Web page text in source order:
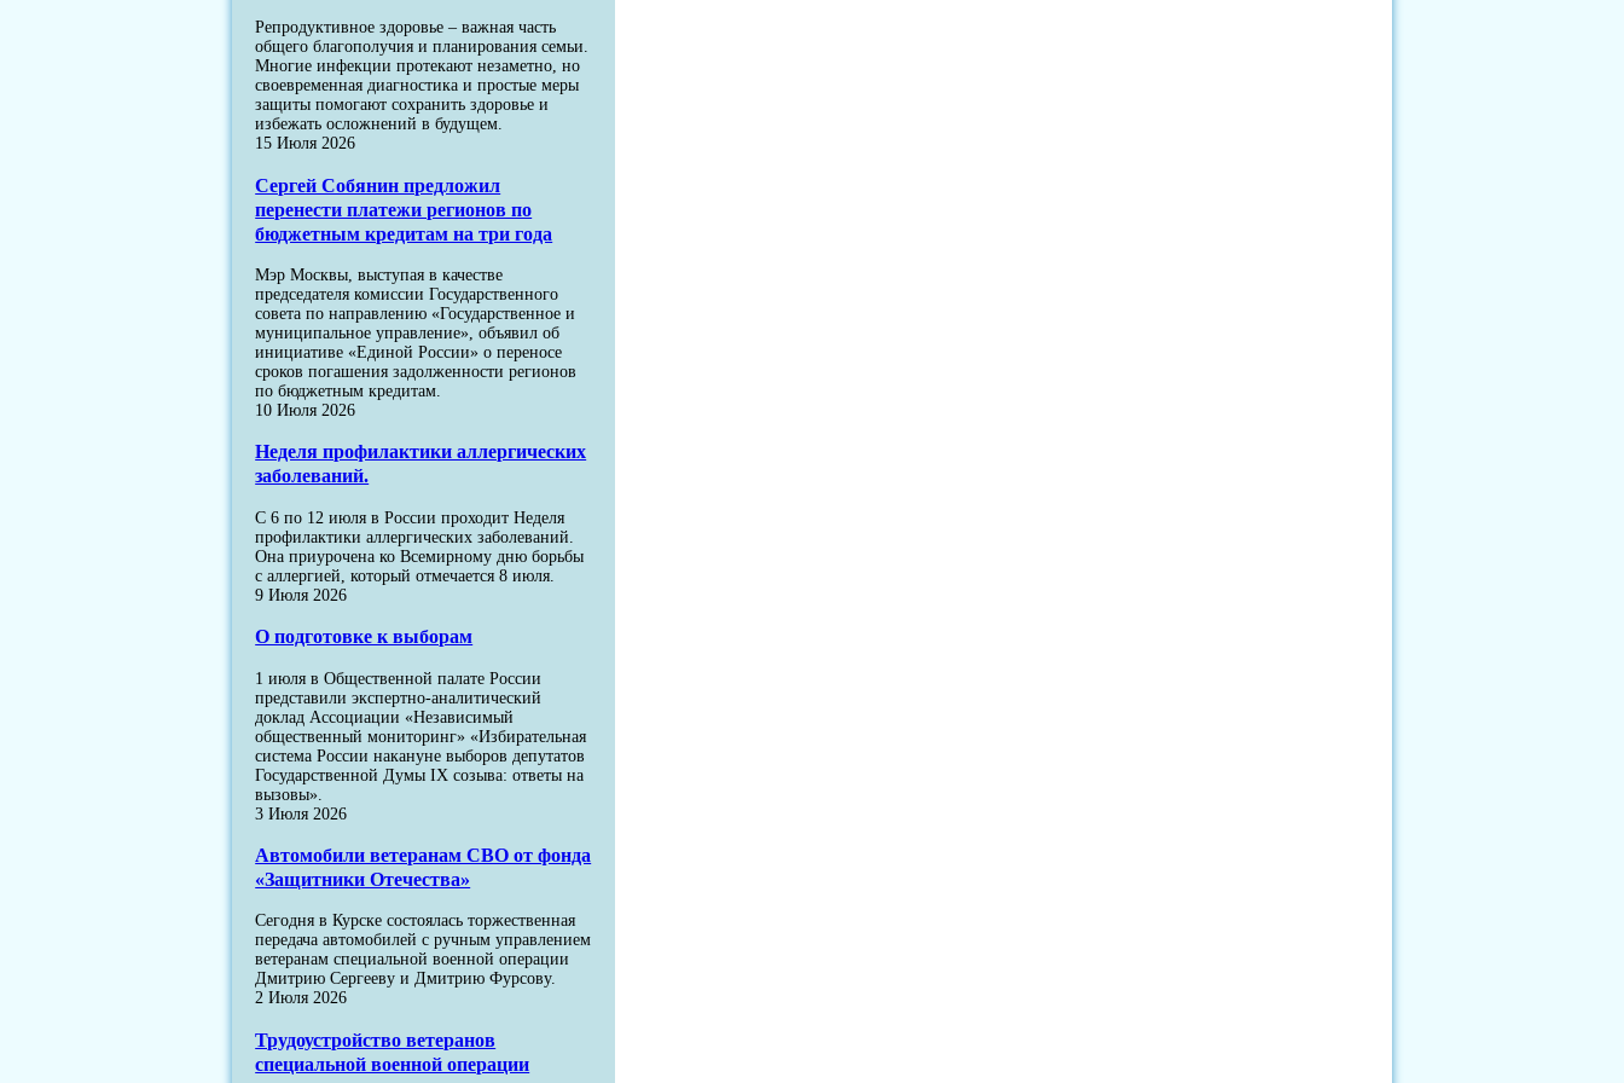
Репродуктивное здоровье – важная часть
общего благополучия и планирования семьи.
Многие инфекции протекают незаметно, но
своевременная диагностика и простые меры
защиты помогают сохранить здоровье и
избежать осложнений в будущем.
15 Июля 2026
Сергей Собянин предложил
перенести платежи регионов по
бюджетным кредитам на три года
Мэр Москвы, выступая в качестве
председателя комиссии Государственного
совета по направлению «Государственное и
муниципальное управление», объявил об
инициативе «Единой России» о переносе
сроков погашения задолженности регионов
по бюджетным кредитам.
10 Июля 2026
Неделя профилактики аллергических
заболеваний.
С 6 по 12 июля в России проходит Неделя
профилактики аллергических заболеваний.
Она приурочена ко Всемирному дню борьбы
с аллергией, который отмечается 8 июля.
9 Июля 2026
О подготовке к выборам
1 июля в Общественной палате России
представили экспертно-аналитический
доклад Ассоциации «Независимый
общественный мониторинг» «Избирательная
система России накануне выборов депутатов
Государственной Думы IX созыва: ответы на
вызовы».
3 Июля 2026
Автомобили ветеранам СВО от фонда
«Защитники Отечества»
Сегодня в Курске состоялась торжественная
передача автомобилей с ручным управлением
ветеранам специальной военной операции
Дмитрию Сергееву и Дмитрию Фурсову.
2 Июля 2026
Трудоустройство ветеранов
специальной военной операции